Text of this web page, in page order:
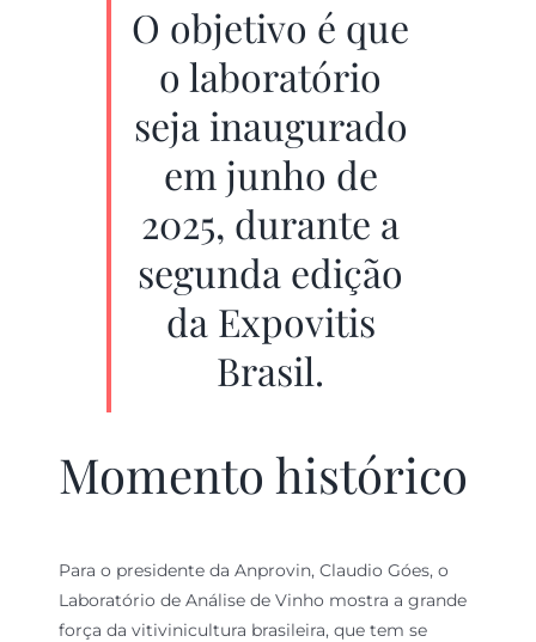
O objetivo é que
o laboratório
seja inaugurado
em junho de
2025, durante a
segunda edição
da Expovitis
Brasil.
Momento histórico
Para o presidente da Anprovin, Claudio Góes, o
Laboratório de Análise de Vinho mostra a grande
força da vitivinicultura brasileira, que tem se